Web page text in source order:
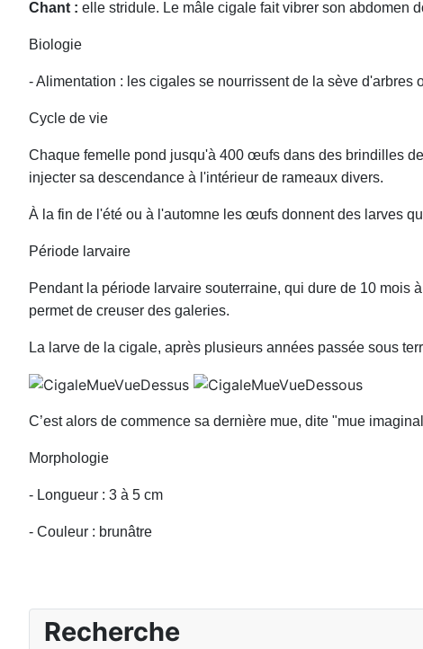
Chant : elle stridule. Le mâle cigale fait vibrer son abdomen
Biologie
- Alimentation : les cigales se nourrissent de la sève
Cycle de vie
Chaque femelle pond jusqu'à 400 œufs dans des brindilles
injecter sa descendance à l'intérieur de rameaux divers.
À la fin de l'été ou à l'automne les œufs donnent des larves
Période larvaire
Pendant la période larvaire souterraine, qui dure de 10 mois
permet de creuser des galeries.
La larve de la cigale, après plusieurs années passée sous
C’est alors de commence sa dernière mue, dite ʺmue
Morphologie
- Longueur : 3 à 5 cm
- Couleur : brunâtre
Recherche